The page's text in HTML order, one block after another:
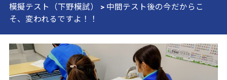
模擬テスト（下野模試）
> 中間テスト後の今だからこ
そ、変われるですよ！！